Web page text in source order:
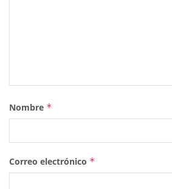
Nombre *
Correo electrónico *